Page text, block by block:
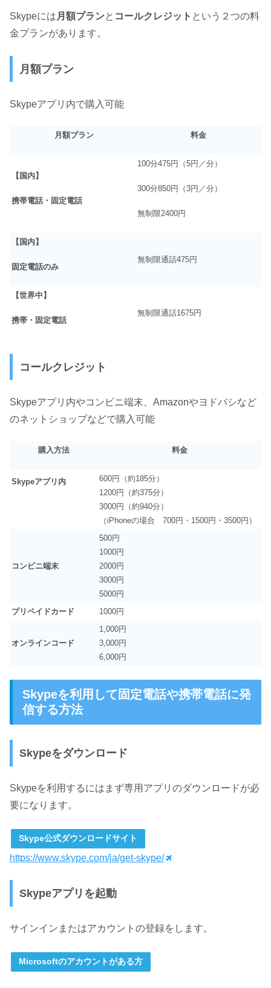
Skypeには 月額プランと コールクレジット という２つの料
金プランがあります。
月額プラン
Skypeアプリ内で購入可能
月額プラン 料金
【国内】
携帯電話・固定電話
100分475円（5円／分）
300分850円（3円／分）
無制限2400円
【国内】
固定電話のみ
無制限通話475円
【世界中】
携帯・固定電話
無制限通話1675円
コールクレジット
Skypeアプリ内やコンビニ端末、Amazonやヨドバシなど
のネットショップなどで購入可能
購入方法 料金
Skypeアプリ内
600円（約185分）
1200円（約375分）
3000円（約940分）
（iPhoneの場合 700円・1500円・3500円）
コンビニ端末
500円
1000円
2000円
3000円
5000円
プリペイドカード
1000円
オンラインコード
1,000円
3,000円
6,000円
Skypeを利用して固定電話や携帯電話に発
信する方法
Skypeをダウンロード
Skypeを利用するにはまず専用アプリのダウンロードが必
要になります。
Skype公式ダウンロードサイト
https://www.skype.com/ja/get-skype/
Skypeアプリを起動
サインインまたはアカウントの登録をします。
Microsoftのアカウントがある方